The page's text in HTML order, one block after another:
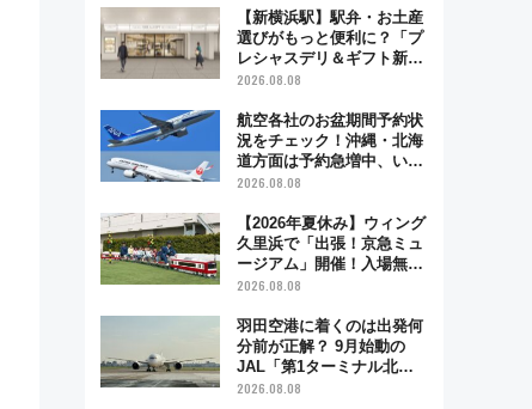
【新横浜駅】駅弁・お土産
選びがもっと便利に？「プ
レシャスデリ＆ギフト新横
浜」がオープン 場所や営
2026.08.08
航空各社のお盆期間予約状
況をチェック！沖縄・北海
道方面は予約急増中、いま
から狙うべき日は？
2026.08.08
【2026年夏休み】ウィング
久里浜で「出張！京急ミュ
ージアム」開催！入場無料
でスタンプラリーや子ども
2026.08.08
羽田空港に着くのは出発何
分前が正解？ 9月始動の
JAL「第1ターミナル北側
サテライト」は徒歩1キロ
2026.08.08